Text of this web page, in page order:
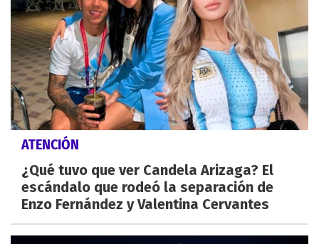
ATENCIÓN
¿Qué tuvo que ver Candela Arizaga? El
escándalo que rodeó la separación de
Enzo Fernández y Valentina Cervantes